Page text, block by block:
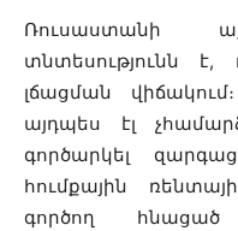
Ռուսաստանի
տնտեսությունն
լճացման
այդպես էլ
գործարկել
հումքային
գործող